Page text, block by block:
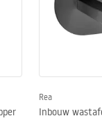
Rea
Inbouw